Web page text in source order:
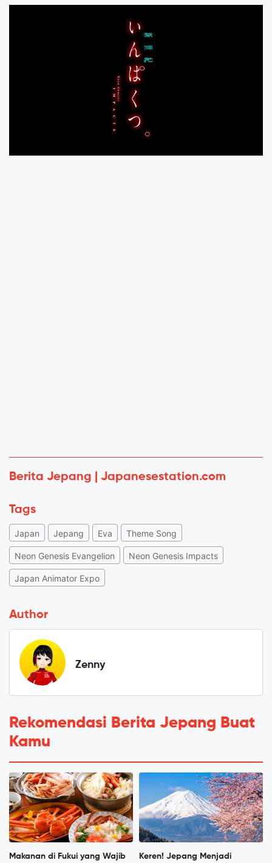
Berita Jepang | Japanesestation.com
Tags
Japan Jepang Eva Theme Song
Neon Genesis Evangelion Neon Genesis Impacts
Japan Animator Expo
Author
Zenny
Rekomendasi Berita Jepang Buat
Kamu
Makanan di Fukui yang Wajib
Keren! Jepang Menjadi